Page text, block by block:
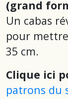
(grand
Un cabas
pour
35 cm.
Clique ici
patrons du